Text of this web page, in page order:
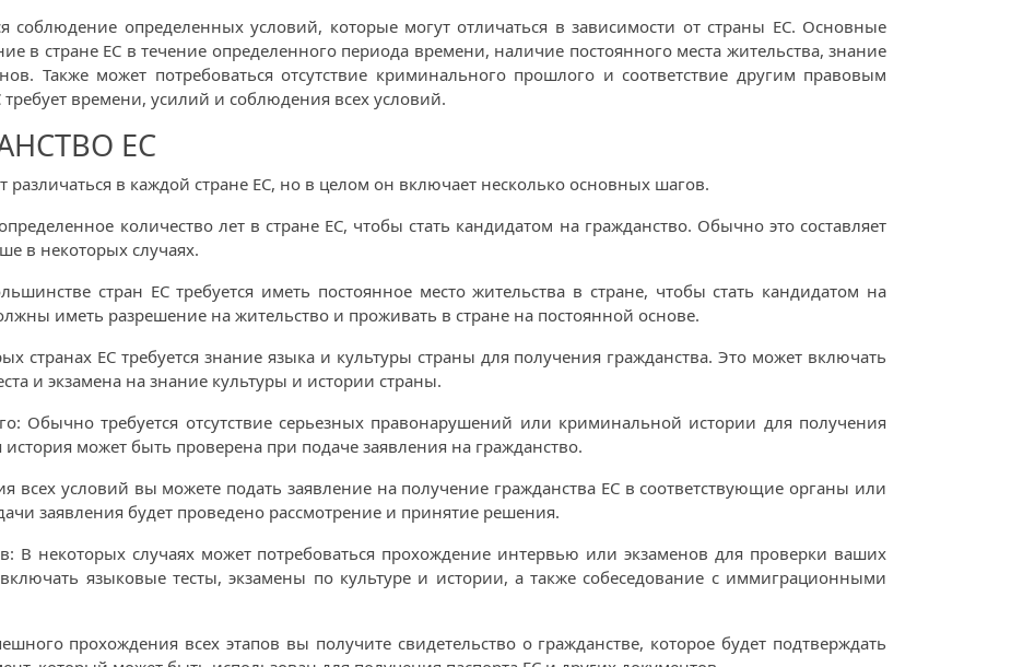
соблюдение определенных условий, которые могут отличаться в зависимости от страны ЕС. Основные
в стране ЕС в течение определенного периода времени, наличие постоянного места жительства, знание
Также может потребоваться отсутствие криминального прошлого и соответствие другим правовым
времени, усилий и соблюдения всех условий.
ЕС
различаться в каждой стране ЕС, но в целом он включает несколько основных шагов.
количество лет в стране ЕС, чтобы стать кандидатом на гражданство. Обычно это составляет
в некоторых случаях.
стран ЕС требуется иметь постоянное место жительства в стране, чтобы стать кандидатом на
иметь разрешение на жительство и проживать в стране на постоянной основе.
странах ЕС требуется знание языка и культуры страны для получения гражданства. Это может включать
и экзамена на знание культуры и истории страны.
Обычно требуется отсутствие серьезных правонарушений или криминальной истории для получения
может быть проверена при подаче заявления на гражданство.
всех условий вы можете подать заявление на получение гражданства ЕС в соответствующие органы или
заявления будет проведено рассмотрение и принятие решения.
В некоторых случаях может потребоваться прохождение интервью или экзаменов для проверки ваших
языковые тесты, экзамены по культуре и истории, а также собеседование с иммиграционными
прохождения всех этапов вы получите свидетельство о гражданстве, которое будет подтверждать